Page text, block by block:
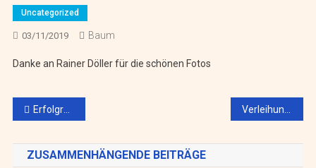
Uncategorized
03/11/2019 Baum
Danke an Rainer Döller für die schönen Fotos
Beitragsnavigation
Erfolgreiche Premiere des Krimi-Dinners des Presseclubs Niederrhein
ZUSAMMENHÄNGENDE BEITRÄGE